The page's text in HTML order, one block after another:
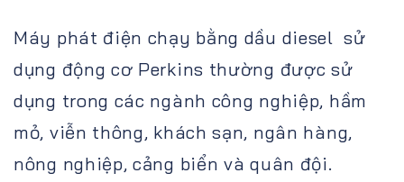
Máy phát điện chạy bằng dầu diesel sử
dụng động cơ Perkins thường được sử
dụng trong các ngành công nghiệp, hầm
mỏ, viễn thông, khách sạn, ngân hàng,
nông nghiệp, cảng biển và quân đội.